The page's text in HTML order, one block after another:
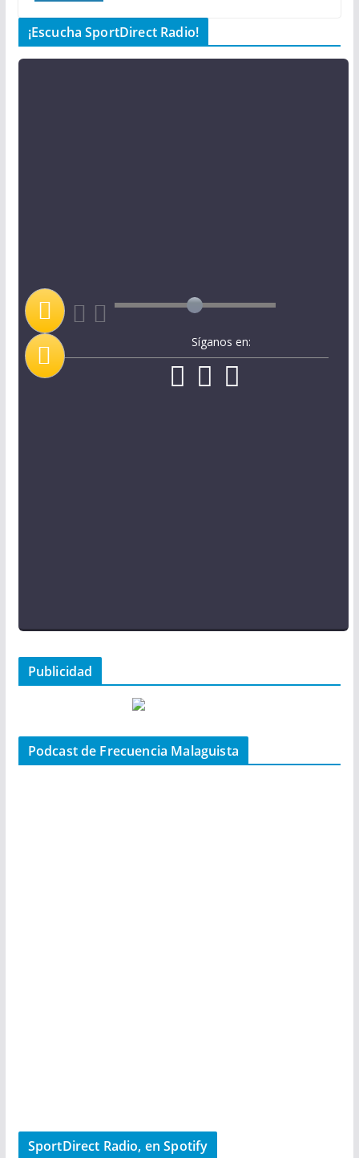
¡Escucha SportDirect Radio!
Síganos en:
Publicidad
Podcast de Frecuencia Malaguista
SportDirect Radio, en Spotify